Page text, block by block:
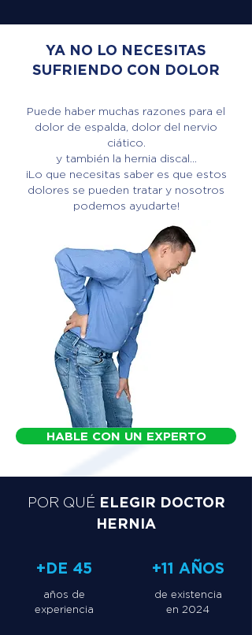
YA NO LO NECESITAS
SUFRIENDO CON DOLOR
Puede haber muchas razones para el
dolor de espalda, dolor del nervio
ciático.
y también la hernia discal...
¡Lo que necesitas saber es que estos
dolores se pueden tratar y nosotros
podemos ayudarte!
HABLE CON UN EXPERTO
POR QUÉ ELEGIR DOCTOR
HERNIA
+DE 45
años de
experiencia
+11 AÑOS
de existencia
en 2024